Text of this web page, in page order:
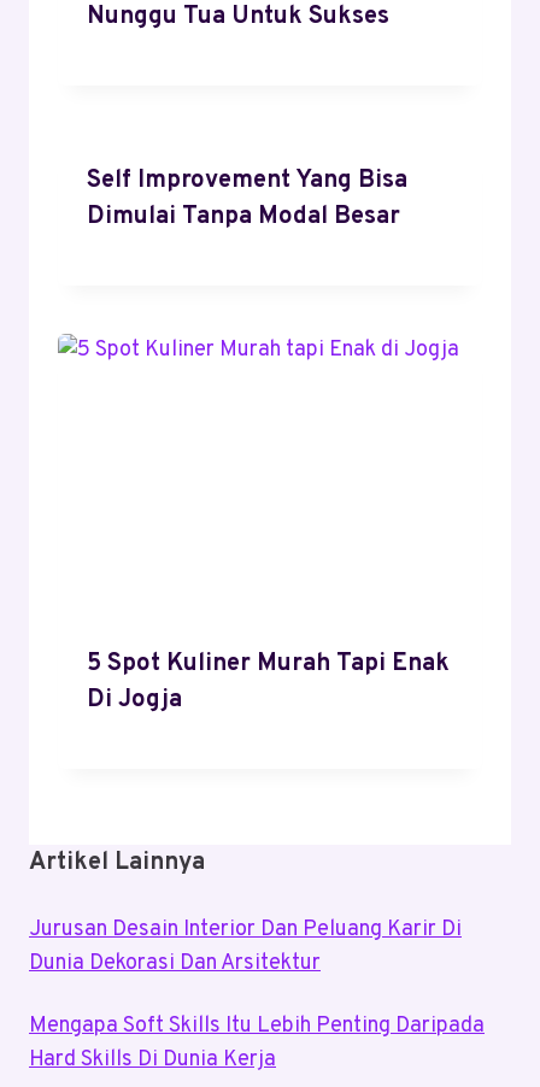
Nunggu Tua Untuk Sukses
Self Improvement Yang Bisa
Dimulai Tanpa Modal Besar
5 Spot Kuliner Murah Tapi Enak
Di Jogja
Artikel Lainnya
Jurusan Desain Interior Dan Peluang Karir Di
Dunia Dekorasi Dan Arsitektur
Mengapa Soft Skills Itu Lebih Penting Daripada
Hard Skills Di Dunia Kerja